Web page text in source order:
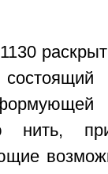
нить,